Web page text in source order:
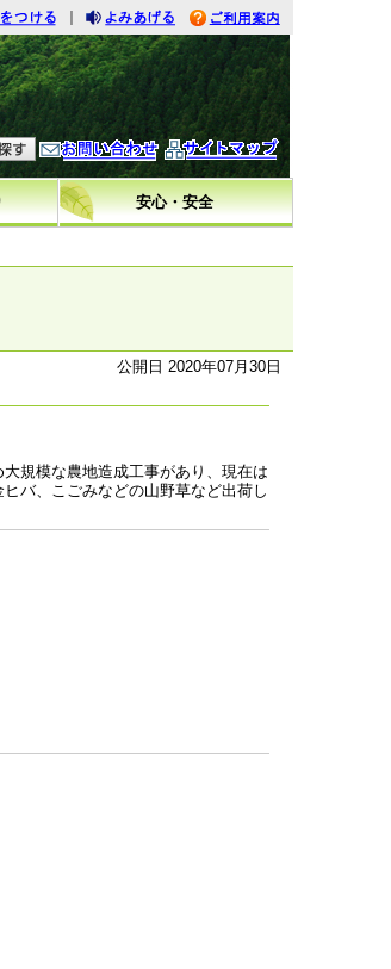
をつける
｜
みあげる
利用案内
問い合わせ イトマップ
安心・安全
公開日 2020年07月30日
規模な農地造成工事があり、現在は
バ、こごみなどの山野草など出荷し